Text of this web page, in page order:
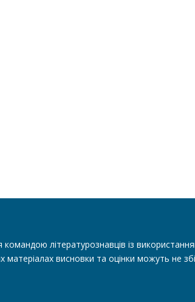
літературознавців із
висновки та оцінки можуть не